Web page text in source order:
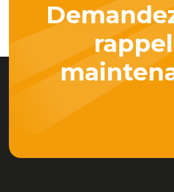
rappel